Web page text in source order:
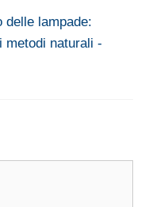
delle lampade:
metodi naturali -